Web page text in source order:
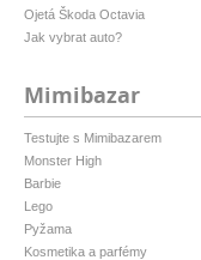
Ojetá Škoda Octavia
Jak vybrat auto?
Mimibazar
Testujte s Mimibazarem
Monster High
Barbie
Lego
Pyžama
Kosmetika a parfémy